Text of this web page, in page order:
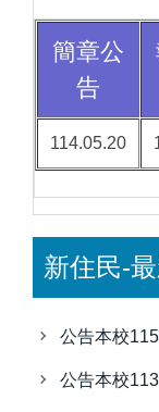
簡章公
告
114.05.20
新住民-
公告本校
公告本校